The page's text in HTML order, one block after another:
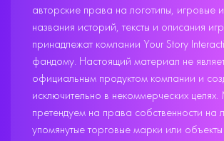
авторские права на логотипы, игровые
названия историй, тексты и описания
принадлежат компании Your Story
фандому. Настоящий материал не
официальным продуктом компании и
исключительно в некоммерческих
претендуем на права собственности на
упомянутые торговые марки или объекты